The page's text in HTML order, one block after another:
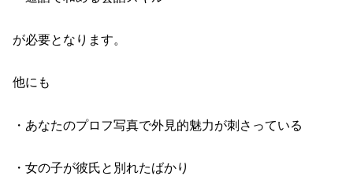
が必要となります。
他にも
・あなたのプロフ写真で外見的魅力が刺さっている
・女の子が彼氏と別れたばかり